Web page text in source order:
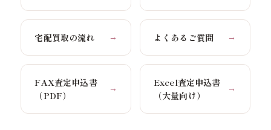
宅配買取の流れ → よくあるご質問 →
FAX査定申込書
（PDF）
→
Excel査定申込書
（大量向け）
→